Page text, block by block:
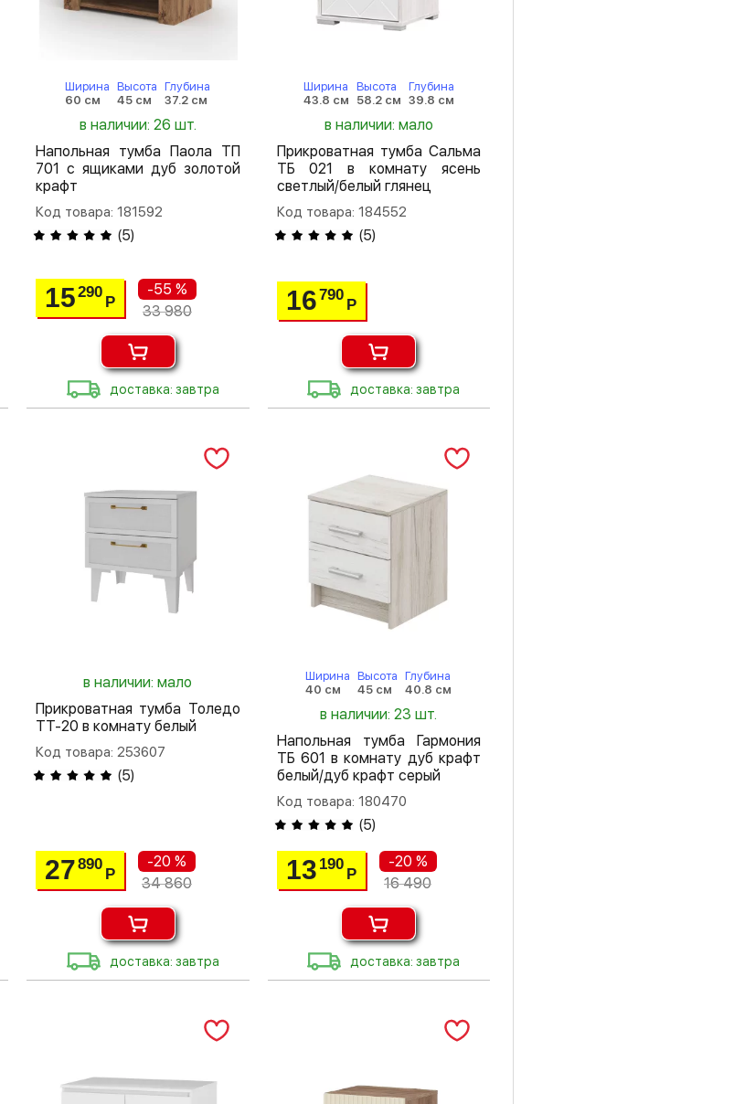
Ширина
60 см
Высота
45 см
Глубина
37.2 см
в наличии: 26 шт.
Напольная тумба Паола ТП
701 с ящиками дуб золотой
крафт
Код товара: 181592
(5)
15290
Р
-55 %
33 980
доставка: завтра
Ширина
43.8 см
Высота
58.2 см
Глубина
39.8 см
в наличии: мало
Прикроватная тумба Сальма
ТБ 021 в комнату ясень
светлый/белый глянец
Код товара: 184552
(5)
16790
Р
доставка: завтра
в наличии: мало
Прикроватная тумба Толедо
ТТ-20 в комнату белый
Код товара: 253607
(5)
27890
Р
-20 %
34 860
доставка: завтра
Ширина
40 см
Высота
45 см
Глубина
40.8 см
в наличии: 23 шт.
Напольная тумба Гармония
ТБ 601 в комнату дуб крафт
белый/дуб крафт серый
Код товара: 180470
(5)
13 190
Р
-20 %
16 490
доставка: завтра